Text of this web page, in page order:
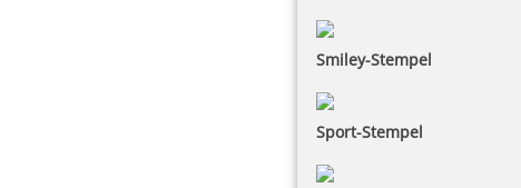
Smiley-Stempel
Sport-Stempel